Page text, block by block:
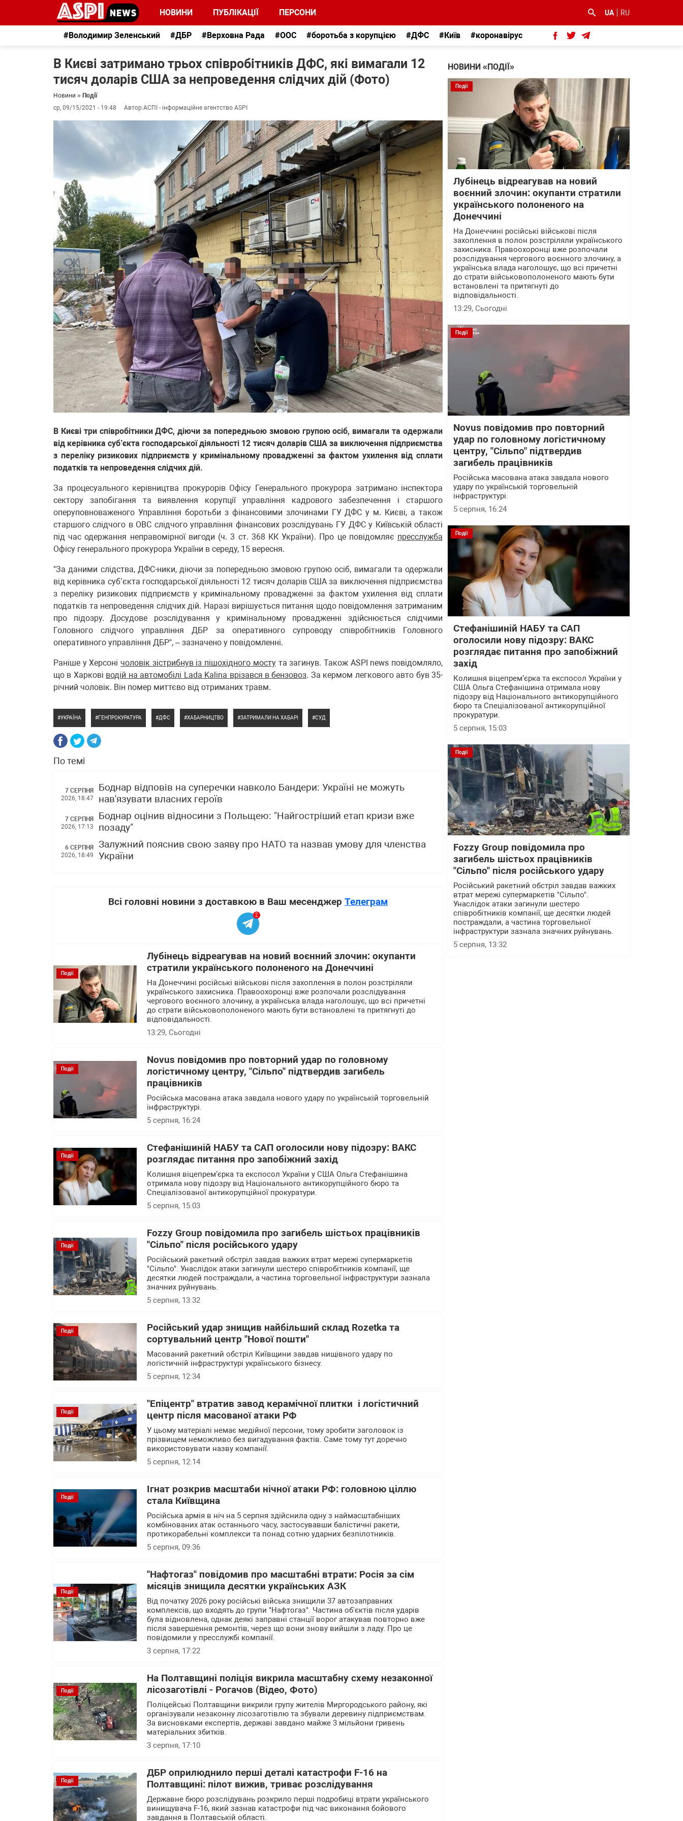
НОВИНИ ПУБЛІКАЦІЇ ПЕРСОНИ UA RU
#Володимир Зеленський #ДБР #Верховна Рада #ООС #боротьба з корупцією #ДФС #Київ #коронавірус
В Києві затримано трьох співробітників ДФС, які вимагали 12
тисяч доларів США за непроведення слідчих дій (Фото)
Новини » Події
ср, 09/15/2021 - 19:48
Автор:АСПІ - інформаційне агентство ASPI
В Києві три співробітники ДФС, діючи за попередньою змовою групою осіб, вимагали та одержали
від керівника суб’єкта господарської діяльності 12 тисяч доларів США за виключення підприємства
з переліку ризикових підприємств у кримінальному провадженні за фактом ухилення від сплати
податків та непроведення слідчих дій.
За процесуального керівництва прокурорів Офісу Генерального прокурора затримано інспектора
сектору запобігання та виявлення корупції управління кадрового забезпечення і старшого
оперуповноваженого Управління боротьби з фінансовими злочинами ГУ ДФС у м. Києві, а також
старшого слідчого в ОВС слідчого управління фінансових розслідувань ГУ ДФС у Київській області
під час одержання неправомірної вигоди (ч. 3 ст. 368 КК України). Про це повідомляє пресслужба
Офісу генерального прокурора України в середу, 15 вересня.
"За даними слідства, ДФС-ники, діючи за попередньою змовою групою осіб, вимагали та одержали
від керівника суб’єкта господарської діяльності 12 тисяч доларів США за виключення підприємства
з переліку ризикових підприємств у кримінальному провадженні за фактом ухилення від сплати
податків та непроведення слідчих дій. Наразі вирішується питання щодо повідомлення затриманим
про підозру. Досудове розслідування у кримінальному провадженні здійснюється слідчими
Головного слідчого управління ДБР за оперативного супроводу співробітників Головного
оперативного управління ДБР", – зазначено у повідомленні.
Раніше у Херсонічоловік зістрибнув із пішохідного мостута загинув. Також ASPI news повідомляло,
що в Харкові водій на автомобілі Lada Kalina врізався в бензовоз. За кермом легкового авто був 35-
річний чоловік. Він помер миттєво від отриманих травм.
УКРАЇНА ГЕНПРОКУРАТУРА ДФС ХАБАРНИЦТВО ЗАТРИМАЛИ НА ХАБАРІ СУД
По темі
7 СЕРПНЯ
2026, 18:47
Боднар відповів на суперечки навколо Бандери: Україні не можуть
нав'язувати власних героїв
7 СЕРПНЯ
2026, 17:13
Боднар оцінив відносини з Польщею: "Найгостріший етап кризи вже
позаду"
6 СЕРПНЯ
2026, 18:49
Залужний пояснив свою заяву про НАТО та назвав умову для членства
України
Всі головні новини з доставкою в Ваш месенджер Телеграм
2
Події
Лубінець відреагував на новий воєнний злочин: окупанти
стратили українського полоненого на Донеччині
На Донеччині російські військові після захоплення в полон розстріляли
українського захисника. Правоохоронці вже розпочали розслідування
чергового воєнного злочину, а українська влада наголошує, що всі причетні
до страти військовополоненого мають бути встановлені та притягнуті до
відповідальності.
13:29, Сьогодні
Події
Novus повідомив про повторний удар по головному
логістичному центру, "Сільпо" підтвердив загибель
працівників
Російська масована атака завдала нового удару по українській торговельній
інфраструктурі.
5 серпня, 16:24
Події
Стефанішиній НАБУ та САП оголосили нову підозру: ВАКС
розглядає питання про запобіжний захід
Колишня віцепрем’єрка та експосол України у США Ольга Стефанішина
отримала нову підозру від Національного антикорупційного бюро та
Спеціалізованої антикорупційної прокуратури.
5 серпня, 15:03
Події
Fozzy Group повідомила про загибель шістьох працівників
"Сільпо" після російського удару
Російський ракетний обстріл завдав важких втрат мережі супермаркетів
"Сільпо". Унаслідок атаки загинули шестеро співробітників компанії, ще
десятки людей постраждали, а частина торговельної інфраструктури зазнала
значних руйнувань.
5 серпня, 13:32
Події
Російський удар знищив найбільший склад Rozetka та
сортувальний центр "Нової пошти"
Масований ракетний обстріл Київщини завдав нищівного удару по
логістичній інфраструктурі українського бізнесу.
5 серпня, 12:34
Події
"Епіцентр" втратив завод керамічної плитки і логістичний
центр після масованої атаки РФ
У цьому матеріалі немає медійної персони, тому зробити заголовок із
прізвищем неможливо без вигадування фактів. Саме тому тут доречно
використовувати назву компанії.
5 серпня, 12:14
Події
Ігнат розкрив масштаби нічної атаки РФ: головною ціллю
стала Київщина
Російська армія в ніч на 5 серпня здійснила одну з наймасштабніших
комбінованих атак останнього часу, застосувавши балістичні ракети,
протикорабельні комплекси та понад сотню ударних безпілотників.
5 серпня, 09:36
Події
"Нафтогаз" повідомив про масштабні втрати: Росія за сім
місяців знищила десятки українських АЗК
Від початку 2026 року російські війська знищили 37 автозаправних
комплексів, що входять до групи "Нафтогаз". Частина об'єктів після ударів
була відновлена, однак деякі заправні станції ворог атакував повторно вже
після завершення ремонтів, через що вони знову вийшли з ладу. Про це
повідомили у пресслужбі компанії.
3 серпня, 17:22
Події
На Полтавщині поліція викрила масштабну схему незаконної
лісозаготівлі - Рогачов (Відео, Фото)
Поліцейські Полтавщини викрили групу жителів Миргородського району, які
організували незаконну лісозаготівлю та збували деревину підприємствам.
За висновками експертів, державі завдано майже 3 мільйони гривень
матеріальних збитків.
3 серпня, 17:10
Події
ДБР оприлюднило перші деталі катастрофи F-16 на
Полтавщині: пілот вижив, триває розслідування
Державне бюро розслідувань розкрило перші подробиці втрати українського
винищувача F-16, який зазнав катастрофи під час виконання бойового
завдання в Полтавській області.
НОВИНИ «ПОДІЇ»
Події
Лубінець відреагував на новий
воєнний злочин: окупанти стратили
українського полоненого на
Донеччині
На Донеччині російські військові після
захоплення в полон розстріляли українського
захисника. Правоохоронці вже розпочали
розслідування чергового воєнного злочину, а
українська влада наголошує, що всі причетні
до страти військовополоненого мають бути
встановлені та притягнуті до
відповідальності.
13:29, Сьогодні
Події
Novus повідомив про повторний
удар по головному логістичному
центру, "Сільпо" підтвердив
загибель працівників
Російська масована атака завдала нового
удару по українській торговельній
інфраструктурі.
5 серпня, 16:24
Події
Стефанішиній НАБУ та САП
оголосили нову підозру: ВАКС
розглядає питання про запобіжний
захід
Колишня віцепрем’єрка та експосол України у
США Ольга Стефанішина отримала нову
підозру від Національного антикорупційного
бюро та Спеціалізованої антикорупційної
прокуратури.
5 серпня, 15:03
Події
Fozzy Group повідомила про
загибель шістьох працівників
"Сільпо" після російського удару
Російський ракетний обстріл завдав важких
втрат мережі супермаркетів "Сільпо".
Унаслідок атаки загинули шестеро
співробітників компанії, ще десятки людей
постраждали, а частина торговельної
інфраструктури зазнала значних руйнувань.
5 серпня, 13:32